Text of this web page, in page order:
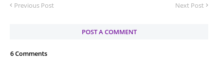
Previous Post Next Post
POST A COMMENT
6 Comments